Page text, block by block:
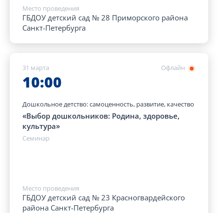
Место проведения
ГБДОУ детский сад № 28 Приморского района
Санкт-Петербурга
Офлайн
31 марта
10:00
Дошкольное детство: самоценность, развитие, качество
«Выбор дошкольников: Родина, здоровье,
культура»
Семинар
Место проведения
ГБДОУ детский сад № 23 Красногвардейского
района Санкт-Петербурга